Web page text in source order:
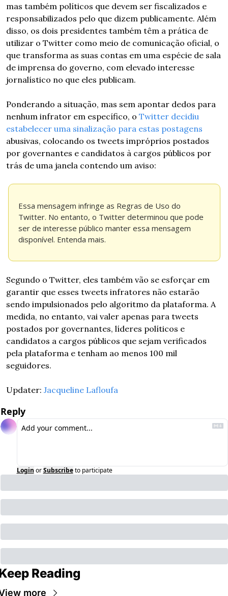
mas também políticos que devem ser fiscalizados e
responsabilizados pelo que dizem publicamente. Além
disso, os dois presidentes também têm a prática de
utilizar o Twitter como meio de comunicação oficial, o
que transforma as suas contas em uma espécie de sala
de imprensa do governo, com elevado interesse
jornalístico no que eles publicam.
Ponderando a situação, mas sem apontar dedos para
nenhum infrator em específico, o Twitter decidiu
estabelecer uma sinalização para estas postagens
abusivas, colocando os tweets impróprios postados
por governantes e candidatos à cargos públicos por
trás de uma janela contendo um aviso:
Essa mensagem infringe as Regras de Uso do
Twitter. No entanto, o Twitter determinou que pode
ser de interesse público manter essa mensagem
disponível. Entenda mais.
Segundo o Twitter, eles também vão se esforçar em
garantir que esses tweets infratores não estarão
sendo impulsionados pelo algoritmo da plataforma. A
medida, no entanto, vai valer apenas para tweets
postados por governantes, líderes políticos e
candidatos a cargos públicos que sejam verificados
pela plataforma e tenham ao menos 100 mil
seguidores.
Updater: Jacqueline Lafloufa
Reply
Login or Subscribe to participate
Reading
more